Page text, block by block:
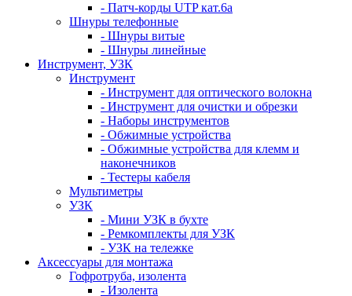
- Патч-корды UTP кат.6а
Шнуры телефонные
- Шнуры витые
- Шнуры линейные
Инструмент, УЗК
Инструмент
- Инструмент для оптического волокна
- Инструмент для очистки и обрезки
- Наборы инструментов
- Обжимные устройства
- Обжимные устройства для клемм и
наконечников
- Тестеры кабеля
Мультиметры
УЗК
- Мини УЗК в бухте
- Ремкомплекты для УЗК
- УЗК на тележке
Аксессуары для монтажа
Гофротруба, изолента
- Изолента